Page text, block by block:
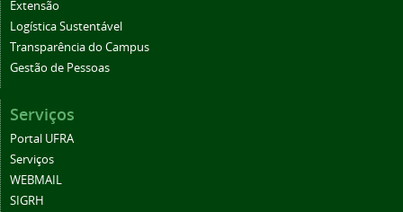
Extensão
Logística Sustentável
Transparência do Campus
Gestão de Pessoas
Serviços
Portal UFRA
Serviços
WEBMAIL
SIGRH